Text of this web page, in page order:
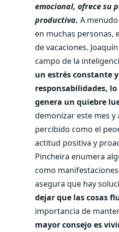
emocional, ofrece su
productiva. A
en muchas personas,
de vacaciones.
campo de la
un estrés constante
responsabilidades, lo
genera un quiebre
demonizar este mes
percibido como el
actitud positiva y
Pincheira enumera
como
asegura que hay
dejar que las cosas
importancia de
mayor consejo es